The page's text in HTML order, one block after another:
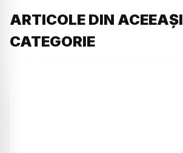
ARTICOLE DIN ACEEAȘI
CATEGORIE